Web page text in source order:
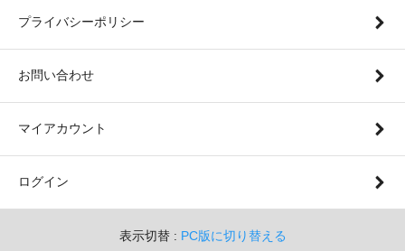
プライバシーポリシー
お問い合わせ
マイアカウント
ログイン
表示切替 : PC版に切り替える